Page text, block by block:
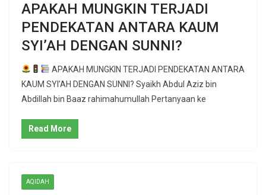
APAKAH MUNGKIN TERJADI
PENDEKATAN ANTARA KAUM
SYI’AH DENGAN SUNNI?
APAKAH MUNGKIN TERJADI PENDEKATAN ANTARA
KAUM SYI’AH DENGAN SUNNI? Syaikh Abdul Aziz bin
Abdillah bin Baaz rahimahumullah Pertanyaan ke
Read More
AQIDAH